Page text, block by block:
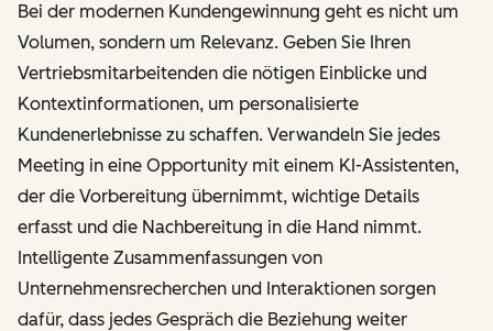
Bei der modernen Kundengewinnung geht es nicht um
Volumen, sondern um Relevanz. Geben Sie Ihren
Vertriebsmitarbeitenden die nötigen Einblicke und
Kontextinformationen, um personalisierte
Kundenerlebnisse zu schaffen. Verwandeln Sie jedes
Meeting in eine Opportunity mit einem KI-Assistenten,
der die Vorbereitung übernimmt, wichtige Details
erfasst und die Nachbereitung in die Hand nimmt.
Intelligente Zusammenfassungen von
Unternehmensrecherchen und Interaktionen sorgen
dafür, dass jedes Gespräch die Beziehung weiter